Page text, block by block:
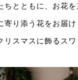
ちとともに、お花
寄り添う花をお届
リスマスに飾るス